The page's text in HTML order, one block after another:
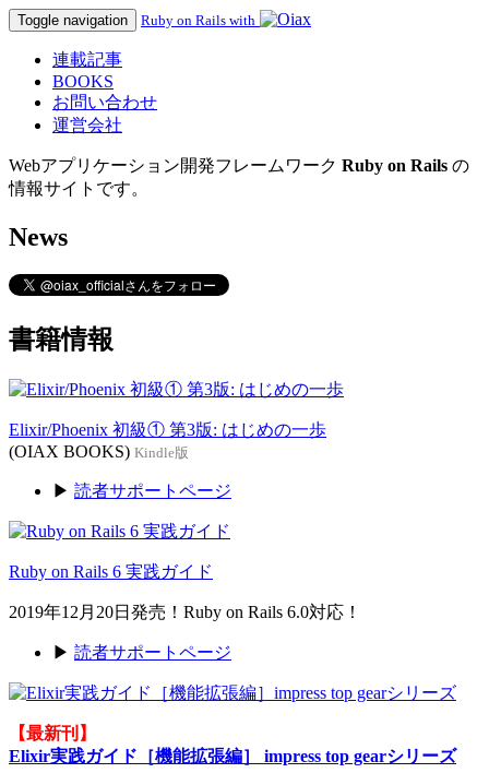
Toggle navigation Ruby on Rails with
連載記事
BOOKS
お問い合わせ
運営会社
Webアプリケーション開発フレームワーク Ruby on Rails の
情報サイトです。
News
書籍情報
Elixir/Phoenix 初級① 第3版: はじめの一歩
(OIAX BOOKS) Kindle版
▶ 読者サポートページ
Ruby on Rails 6 実践ガイド
2019年12月20日発売！Ruby on Rails 6.0対応！
▶ 読者サポートページ
【最新刊】
Elixir実践ガイド［機能拡張編］ impress top gearシリーズ